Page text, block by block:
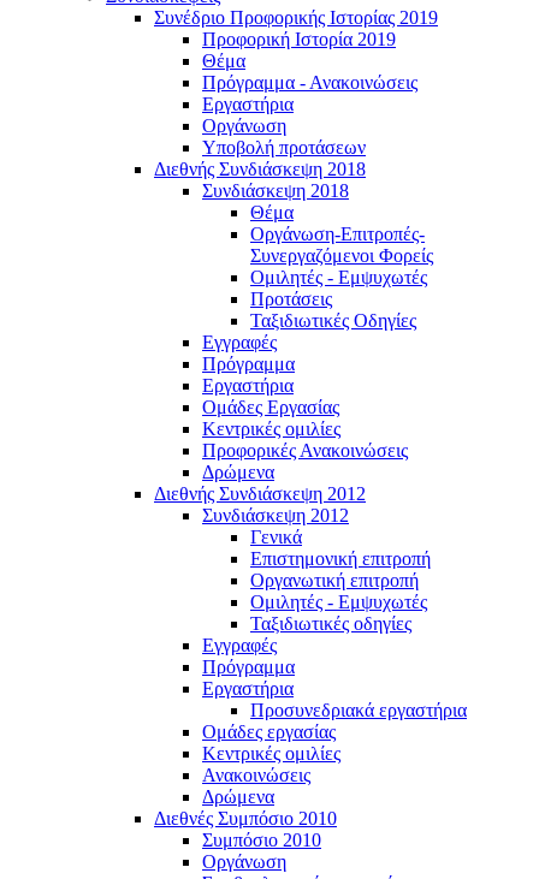
Συνέδριο Προφορικής Ιστορίας 2019
Προφορική Ιστορία 2019
Θέμα
Πρόγραμμα - Ανακοινώσεις
Εργαστήρια
Οργάνωση
Υποβολή προτάσεων
Διεθνής Συνδιάσκεψη 2018
Συνδιάσκεψη 2018
Θέμα
Οργάνωση-Επιτροπές-
Συνεργαζόμενοι Φορείς
Ομιλητές - Εμψυχωτές
Προτάσεις
Ταξιδιωτικές Οδηγίες
Εγγραφές
Πρόγραμμα
Εργαστήρια
Ομάδες Εργασίας
Κεντρικές ομιλίες
Προφορικές Ανακοινώσεις
Δρώμενα
Διεθνής Συνδιάσκεψη 2012
Συνδιάσκεψη 2012
Γενικά
Επιστημονική επιτροπή
Οργανωτική επιτροπή
Ομιλητές - Εμψυχωτές
Ταξιδιωτικές οδηγίες
Εγγραφές
Πρόγραμμα
Εργαστήρια
Προσυνεδριακά εργαστήρια
Ομάδες εργασίας
Κεντρικές ομιλίες
Ανακοινώσεις
Δρώμενα
Διεθνές Συμπόσιο 2010
Συμπόσιο 2010
Οργάνωση